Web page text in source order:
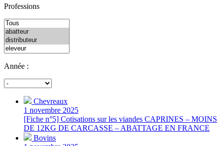
Professions
Année :
Chevreaux
1 novembre 2025
[Fiche n°5] Cotisations sur les viandes CAPRINES – MOINS
DE 12KG DE CARCASSE – ABATTAGE EN FRANCE
Bovins